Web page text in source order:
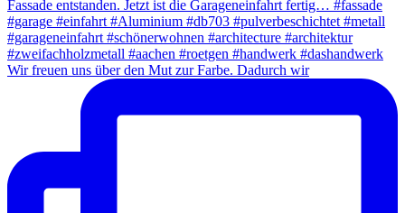
Wir freuen uns über den Mut zur Farbe. Dadurch wir